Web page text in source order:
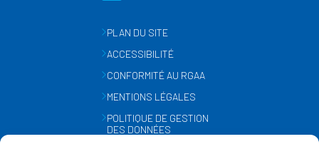
PLAN DU SITE
ACCESSIBILITÉ
CONFORMITÉ AU RGAA
MENTIONS LÉGALES
POLITIQUE DE GESTION
DES DONNÉES